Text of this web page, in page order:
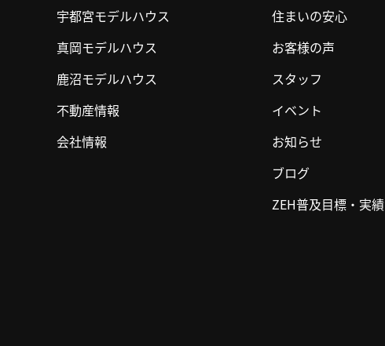
宇都宮モデルハウス
真岡モデルハウス
鹿沼モデルハウス
不動産情報
会社情報
住まいの安心
お客様の声
スタッフ
イベント
お知らせ
ブログ
ZEH普及目標・実績